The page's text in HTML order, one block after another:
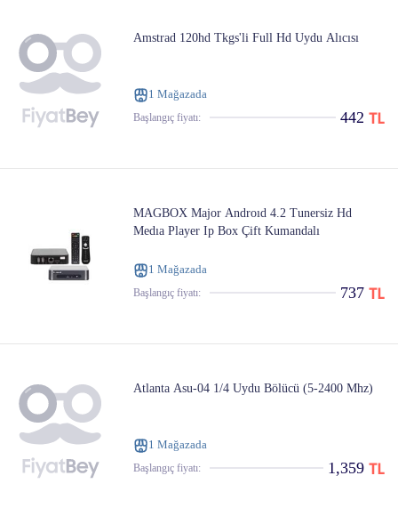
Amstrad 120hd Tkgs'li Full Hd Uydu Alıcısı
1 Mağazada
Başlangıç ​​fiyatı: 442
MAGBOX Major Androıd 4.2 Tunersiz Hd
Medıa Player Ip Box Çift Kumandalı
1 Mağazada
Başlangıç ​​fiyatı: 737
Atlanta Asu-04 1/4 Uydu Bölücü (5-2400 Mhz)
1 Mağazada
Başlangıç ​​fiyatı: 1,359